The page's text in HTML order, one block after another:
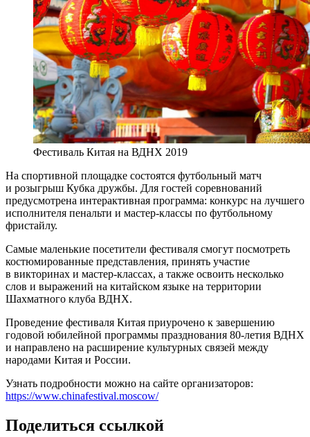
Фестиваль Китая на ВДНХ 2019
На спортивной площадке состоятся футбольный матч
и розыгрыш Кубка дружбы. Для гостей соревнований
предусмотрена интерактивная программа: конкурс на лучшего
исполнителя пенальти и мастер-классы по футбольному
фристайлу.
Самые маленькие посетители фестиваля смогут посмотреть
костюмированные представления, принять участие
в викторинах и мастер-классах, а также освоить несколько
слов и выражений на китайском языке на территории
Шахматного клуба ВДНХ.
Проведение фестиваля Китая приурочено к завершению
годовой юбилейной программы празднования 80-летия ВДНХ
и направлено на расширение культурных связей между
народами Китая и России.
Узнать подробности можно на сайте организаторов:
https://www.chinafestival.moscow/
Поделиться ссылкой